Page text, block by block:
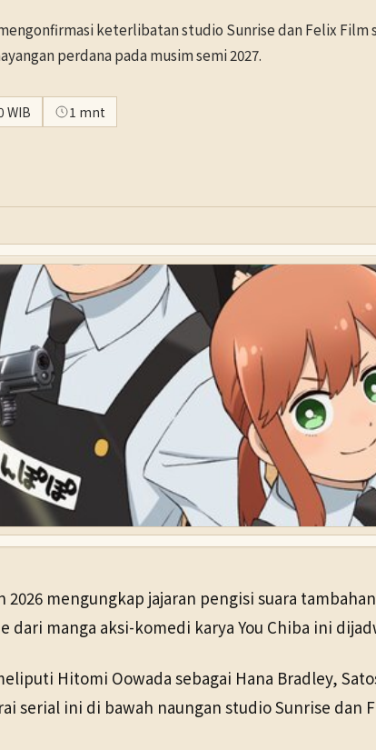
keterlibatan studio Sunrise dan Felix Film
perdana pada musim semi 2027.
WIB 1 mnt
2026 mengungkap jajaran pengisi suara
dari manga aksi-komedi karya You Chiba ini
Hitomi Oowada sebagai Hana Bradley,
serial ini di bawah naungan studio Sunrise dan